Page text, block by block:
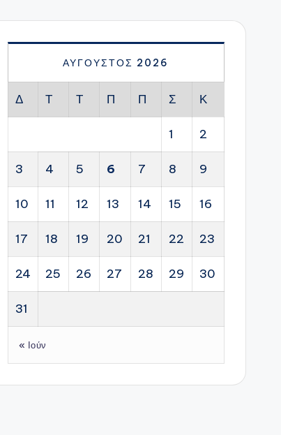
ΑΎΓΟΥΣΤΟΣ 2026
Δ Τ Τ Π Π Σ Κ
1 2
3 4 5 6 7 8 9
10 11 12 13 14 15 16
17 18 19 20 21 22 23
24 25 26 27 28 29 30
31
« Ιούν